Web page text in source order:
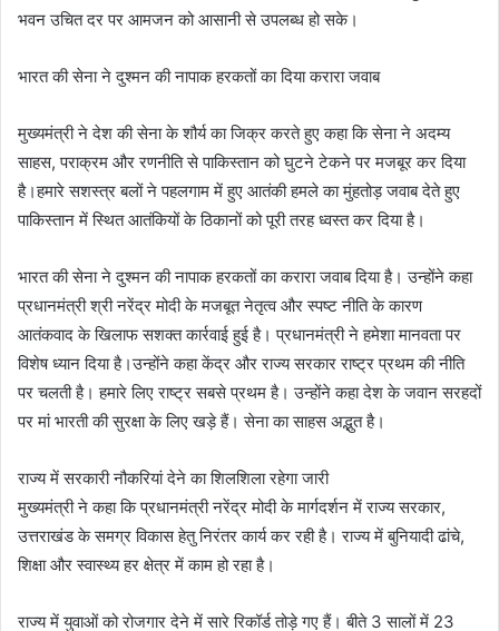
भवन उचित दर पर आमजन को आसानी से उपलब्ध हो सके।
भारत की सेना ने दुश्मन की नापाक हरकतों का दिया करारा जवाब
मुख्यमंत्री ने देश की सेना के शौर्य का जिक्र करते हुए कहा कि सेना ने अदम्य
साहस, पराक्रम और रणनीति से पाकिस्तान को घुटने टेकने पर मजबूर कर दिया
है।हमारे सशस्त्र बलों ने पहलगाम में हुए आतंकी हमले का मुंहतोड़ जवाब देते हुए
पाकिस्तान में स्थित आतंकियों के ठिकानों को पूरी तरह ध्वस्त कर दिया है।
भारत की सेना ने दुश्मन की नापाक हरकतों का करारा जवाब दिया है। उन्होंने कहा
प्रधानमंत्री श्री नरेंद्र मोदी के मजबूत नेतृत्व और स्पष्ट नीति के कारण
आतंकवाद के खिलाफ सशक्त कार्रवाई हुई है। प्रधानमंत्री ने हमेशा मानवता पर
विशेष ध्यान दिया है।उन्होंने कहा केंद्र और राज्य सरकार राष्ट्र प्रथम की नीति
पर चलती है। हमारे लिए राष्ट्र सबसे प्रथम है। उन्होंने कहा देश के जवान सरहदों
पर मां भारती की सुरक्षा के लिए खड़े हैं। सेना का साहस अद्भुत है।
राज्य में सरकारी नौकरियां देने का शिलशिला रहेगा जारी
मुख्यमंत्री ने कहा कि प्रधानमंत्री नरेंद्र मोदी के मार्गदर्शन में राज्य सरकार,
उत्तराखंड के समग्र विकास हेतु निरंतर कार्य कर रही है। राज्य में बुनियादी ढांचे,
शिक्षा और स्वास्थ्य हर क्षेत्र में काम हो रहा है।
राज्य में युवाओं को रोजगार देने में सारे रिकॉर्ड तोड़े गए हैं। बीते 3 सालों में 23